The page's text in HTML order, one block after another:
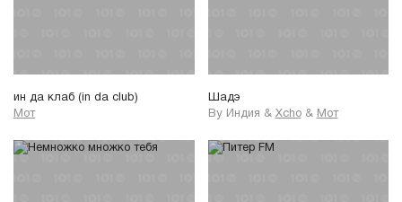
ин да клаб (in da club)
Мот
Шадэ
By Индия & Xcho & Мот